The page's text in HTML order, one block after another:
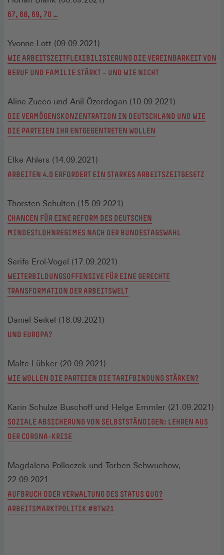
67, 68, 69, 70 …
Yvonne Lott (09.09.2021)
WIE ARBEITSZEITFLEXIBILISIERUNG DIE VEREINBARKEIT VON
BERUF UND FAMILIE STÄRKT – UND WIE NICHT
Aline Zucco und Anil Özerdogan (10.09.2021)
DIE VERMÖGENSKONZENTRATION IN DEUTSCHLAND UND WIE
DIE PARTEIEN IHR ENTGEGENTRETEN WOLLEN
Elke Ahlers (14.09.2021)
ARBEITEN 4.0 ERFORDERT EIN STARKES ARBEITSZEITGESETZ
Thorsten Schulten (15.09.2021)
CHANCEN FÜR EINE REFORM DES DEUTSCHEN
MINDESTLOHNREGIMES NACH DER BUNDESTAGSWAHL
Serife Erol-Vogel (17.09.2021)
WEITERBILDUNGSOFFENSIVE FÜR EINE GERECHTE
TRANSFORMATION DER ARBEITSWELT
Daniel Seikel (18.09.2021)
UND EUROPA?
Malte Lübker (20.09.2021)
WIE WOLLEN DIE PARTEIEN DIE TARIFBINDUNG STÄRKEN?
Karin Schulze Buschoff und Helge Emmler (21.09.2021)
SOZIALE ABSICHERUNG VON SELBSTSTÄNDIGEN: LEHREN AUS
DER CORONA-KRISE
Magdalena Polloczek und Torben Schwuchow,
22.09.2021
AUFBRUCH ODER VERWALTUNG DES STATUS QUO?
ARBEITSMARKTPOLITIK #BTW21